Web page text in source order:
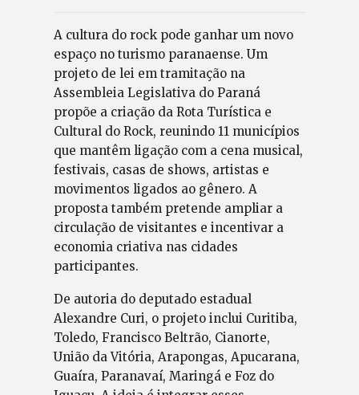
A cultura do rock pode ganhar um novo
espaço no turismo paranaense. Um
projeto de lei em tramitação na
Assembleia Legislativa do Paraná
propõe a criação da Rota Turística e
Cultural do Rock, reunindo 11 municípios
que mantêm ligação com a cena musical,
festivais, casas de shows, artistas e
movimentos ligados ao gênero. A
proposta também pretende ampliar a
circulação de visitantes e incentivar a
economia criativa nas cidades
participantes.
De autoria do deputado estadual
Alexandre Curi, o projeto inclui Curitiba,
Toledo, Francisco Beltrão, Cianorte,
União da Vitória, Arapongas, Apucarana,
Guaíra, Paranavaí, Maringá e Foz do